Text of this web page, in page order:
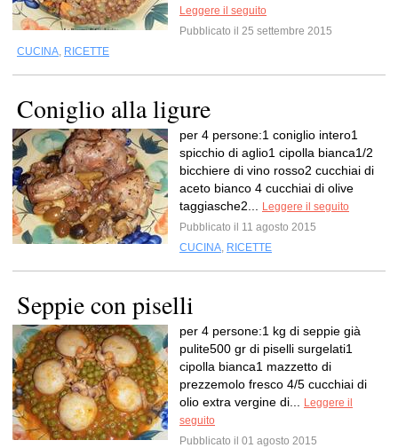
Leggere il seguito
Pubblicato il 25 settembre 2015
CUCINA, RICETTE
Coniglio alla ligure
per 4 persone:1 coniglio intero1
spicchio di aglio1 cipolla bianca1/2
bicchiere di vino rosso2 cucchiai di
aceto bianco 4 cucchiai di olive
taggiasche2...
Leggere il seguito
Pubblicato il 11 agosto 2015
CUCINA, RICETTE
Seppie con piselli
per 4 persone:1 kg di seppie già
pulite500 gr di piselli surgelati1
cipolla bianca1 mazzetto di
prezzemolo fresco 4/5 cucchiai di
olio extra vergine di...
Leggere il
seguito
Pubblicato il 01 agosto 2015